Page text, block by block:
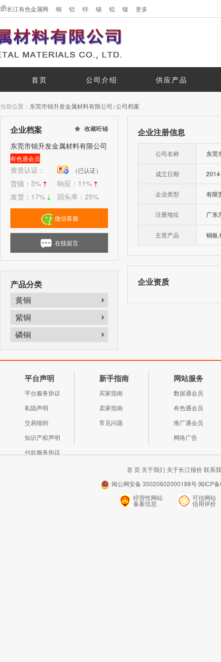
长江有色金属网 铜 铝 锌 锡 铅 镍 更多
首页 公司介绍 供应产品
当前位置： 东莞市锦升发金属材料有限公司>公司档案
企业档案 收藏旺铺
东莞市锦升发金属材料有限公司
有色通会员
资质认证： （已认证）
货描： 3% 响应： 11%
发货： 17% 回头率： 25%
微信客服
在线留言
产品分类
黄铜
紫铜
磷铜
企业注册信息
公司名称 东莞
成立日期
企业类型 有限
注册地址 广东
主营产品 铜板
企业资质
平台声明
平台服务协议
私隐声明
交易细则
知识产权声明
付款服务协议
新手指南
买家指南
卖家指南
常见问题
网站服务
数据通会员
有色通会员
推广通会员
网络广告
首 页 关于我们 关于长江报价 联系
闽公网安备 35020602000188号 闽ICP
经营性网站
备案信息
可信网站
信用评价